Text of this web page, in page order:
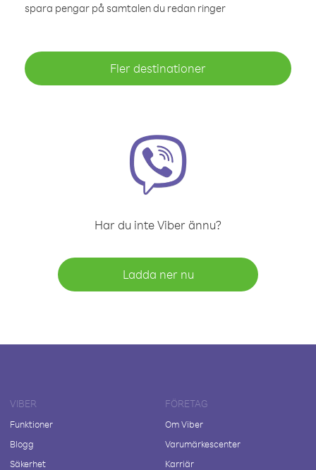
spara pengar på samtalen du redan ringer
Fler destinationer
Har du inte Viber ännu?
Ladda ner nu
VIBER
Funktioner
Blogg
Säkerhet
FÖRETAG
Om Viber
Varumärkescenter
Karriär